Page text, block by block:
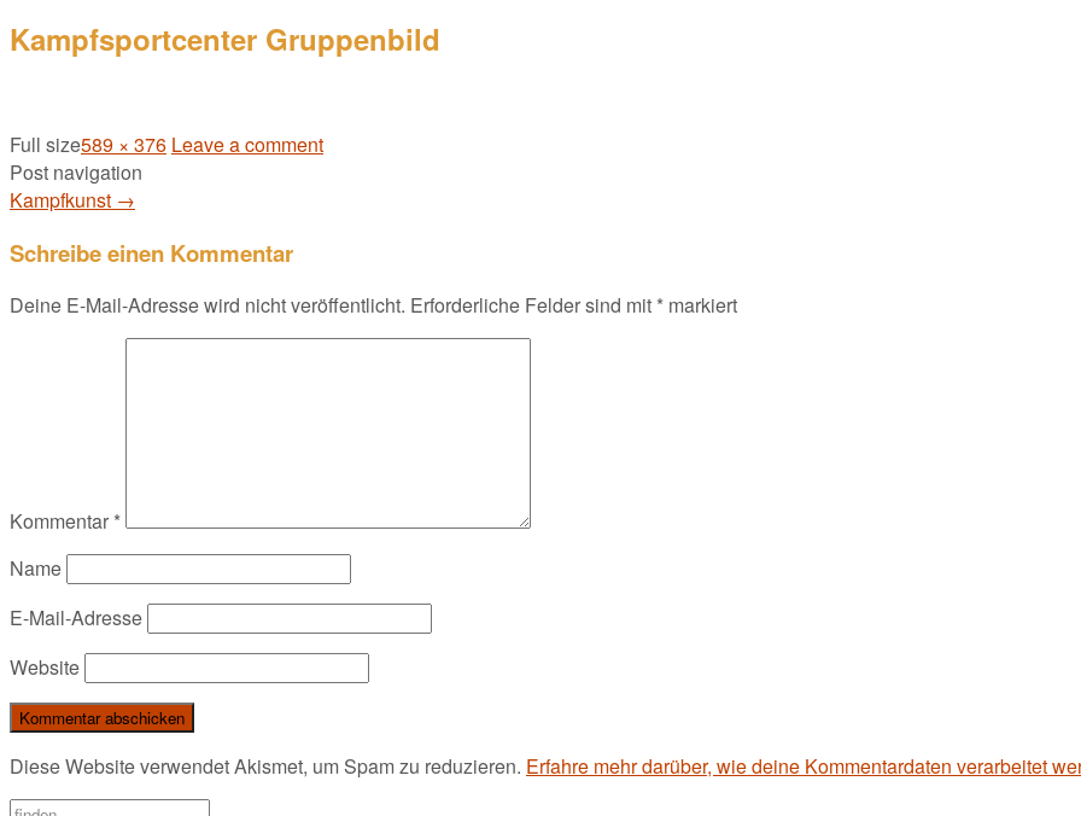
Kampfsportcenter Gruppenbild
Full size589 × 376 Leave a comment
Post navigation
Kampfkunst →
Schreibe einen Kommentar
Deine E-Mail-Adresse wird nicht veröffentlicht. Erforderliche Felder sind mit * markiert
Kommentar *
Name
E-Mail-Adresse
Website
Diese Website verwendet Akismet, um Spam zu reduzieren. Erfahre mehr darüber, wie deine Kommentardaten verarbeitet